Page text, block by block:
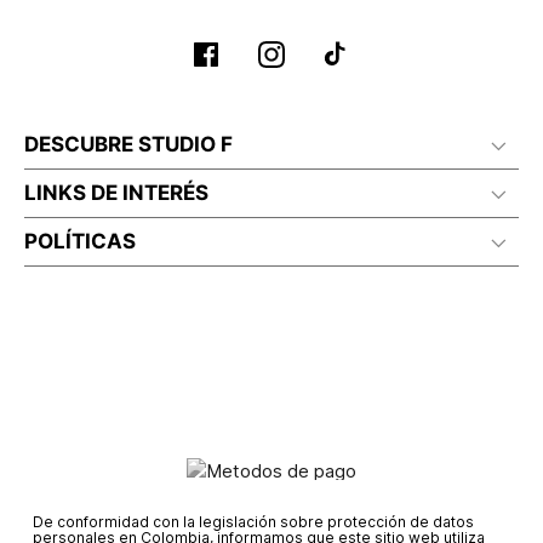
DESCUBRE STUDIO F
LINKS DE INTERÉS
POLÍTICAS
De conformidad con la legislación sobre protección de datos
personales en Colombia, informamos que este sitio web utiliza